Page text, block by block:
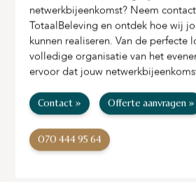
netwerkbijeenkomst? Neem
TotaalBeleving en ontdek hoe wij
kunnen realiseren. Van de perfecte
volledige organisatie van het
ervoor dat jouw
Contact » Offerte aanvragen »
070 444 95 64